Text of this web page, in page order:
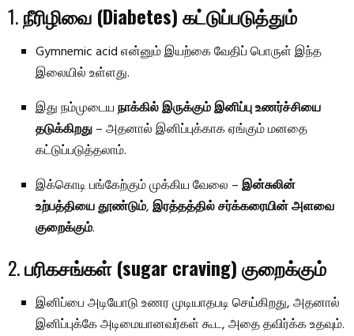
1.நீரிழிவை (Diabetes) கட்டுப்படுத்தும்
Gymnemic acid என்னும் இயற்கை வேதிப் பொருள் இந்த
இலையில் உள்ளது.
இது நம்முடையநாக்கில் இருக்கும் இனிப்பு உணர்ச்சியை
தடுக்கிறது– அதனால் இனிப்புக்காக ஏங்கும் மனதை
கட்டுப்படுத்தலாம்.
இக்கொடி பங்கேற்கும் முக்கிய வேலை –இன்சுலின்
உற்பத்தியை தூண்டும்,இரத்தத்தில் சர்க்கரையின் அளவை
குறைக்கும்.
2.பரிகசங்கள் (sugar craving) குறைக்கும்
இனிப்பை அடியோடு உணர முடியாதபடி செய்கிறது, அதனால்
இனிப்புக்கே அடிமையானவர்கள் கூட, அதை தவிர்க்க உதவும்.